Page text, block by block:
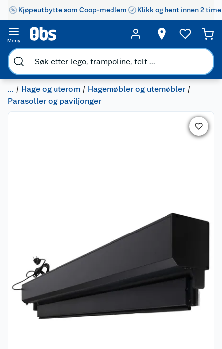
Kjøpeutbytte som Coop-medlem Klikk og hent innen 2
Meny
... Hage og uterom
Hagemøbler og utemøbler
Parasoller og paviljonger